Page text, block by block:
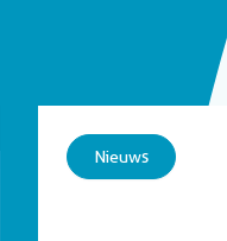
Nieuws